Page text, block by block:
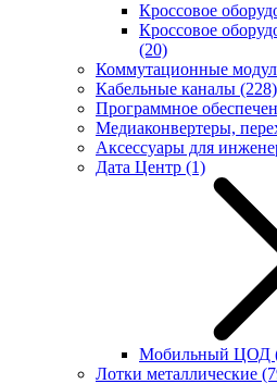
Кроссовое
Кроссовое
(20)
Коммутационные
Кабельные каналы (228)
Программное
Медиаконвертеры,
Аксессуары для
Дата Центр (1)
Мобильный ЦОД
Лотки металлические